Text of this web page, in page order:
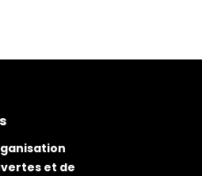
et de